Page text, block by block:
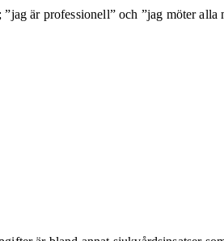
är professionell” och ”jag möter